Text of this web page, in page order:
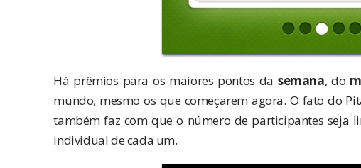
Há prêmios para os maiores pontos da semana, do
mundo, mesmo os que começarem agora. O fato do
também faz com que o número de participantes seja
individual de cada um.